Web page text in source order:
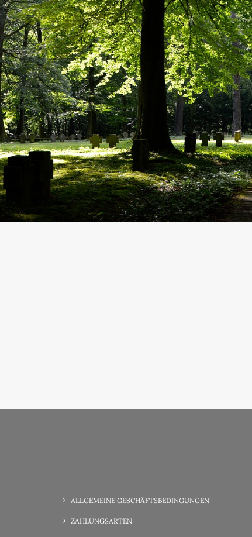
ALLGEMEINE GESCHÄFTSBEDINGUNGEN
ZAHLUNGSARTEN